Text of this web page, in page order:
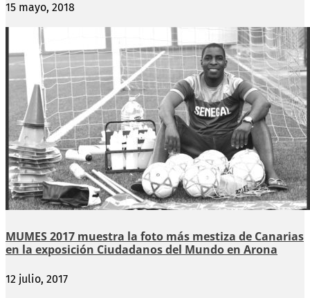
15 mayo, 2018
MUMES 2017 muestra la foto más mestiza de Canarias
en la exposición Ciudadanos del Mundo en Arona
12 julio, 2017